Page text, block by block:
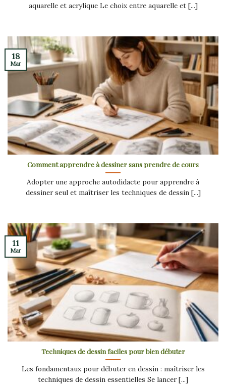
aquarelle et acrylique Le choix entre aquarelle et [...]
Comment apprendre à dessiner sans prendre de cours
Adopter une approche autodidacte pour apprendre à
dessiner seul et maîtriser les techniques de dessin [...]
18
Mar
Techniques de dessin faciles pour bien débuter
Les fondamentaux pour débuter en dessin : maîtriser les
techniques de dessin essentielles Se lancer [...]
11
Mar